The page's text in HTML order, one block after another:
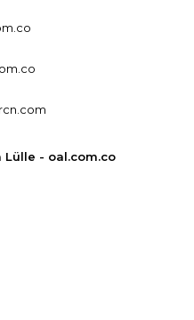
- oal.com.co